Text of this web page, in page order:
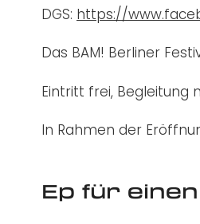
DGS: https://
Das BAM! Berliner
Eintritt frei, Begleitung
In Rahmen der
Ep für